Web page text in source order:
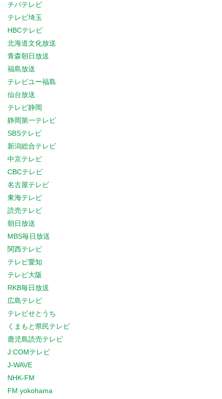
チバテレビ
テレビ埼玉
HBCテレビ
北海道文化放送
青森朝日放送
福島放送
テレビユー福島
仙台放送
テレビ静岡
静岡第一テレビ
SBSテレビ
新潟総合テレビ
中京テレビ
CBCテレビ
名古屋テレビ
東海テレビ
読売テレビ
朝日放送
MBS毎日放送
関西テレビ
テレビ愛知
テレビ大阪
RKB毎日放送
広島テレビ
テレビせとうち
くまもと県民テレビ
鹿児島読売テレビ
J:COMテレビ
J-WAVE
NHK-FM
FM yokohama